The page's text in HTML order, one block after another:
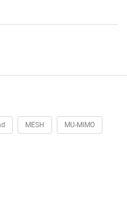
MESH MU-MIMO